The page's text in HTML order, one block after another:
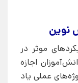
موثر در
اجازه
عملی یاد